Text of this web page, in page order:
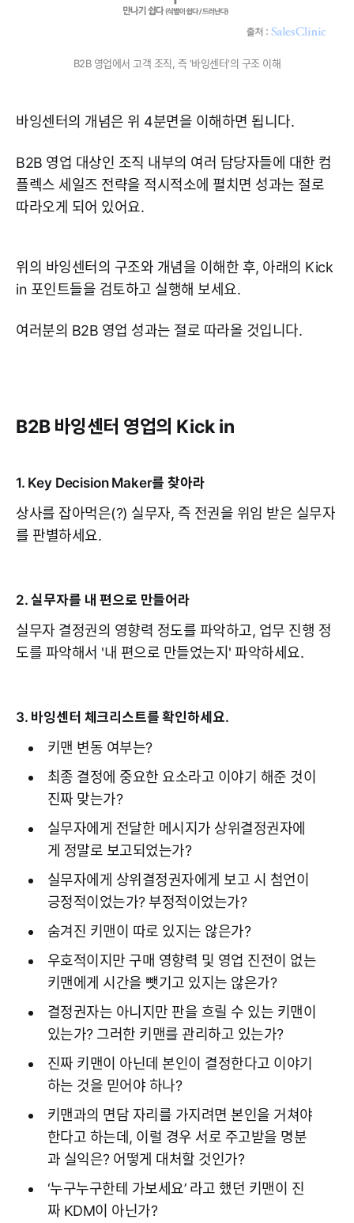
B2B 영업에서 고객 조직, 즉 '바잉센터'의 구조 이해
바잉센터의 개념은 위 4분면을 이해하면 됩니다.
B2B 영업 대상인 조직 내부의 여러 담당자들에 대한 컴
플렉스 세일즈 전략을 적시적소에 펼치면 성과는 절로
따라오게 되어 있어요.
위의 바잉센터의 구조와 개념을 이해한 후, 아래의 Kick
in 포인트들을 검토하고 실행해 보세요.
여러분의 B2B 영업 성과는 절로 따라올 것입니다.
B2B 바잉센터 영업의 Kick in
1. Key Decision Maker를 찾아라
상사를 잡아먹은(?) 실무자, 즉 전권을 위임 받은 실무자
를 판별하세요.
2. 실무자를 내 편으로 만들어라
실무자 결정권의 영향력 정도를 파악하고, 업무 진행 정
도를 파악해서 '내 편으로 만들었는지' 파악하세요.
3. 바잉센터 체크리스트를 확인하세요.
키맨 변동 여부는?
최종 결정에 중요한 요소라고 이야기 해준 것이
진짜 맞는가?
실무자에게 전달한 메시지가 상위결정권자에
게 정말로 보고되었는가?
실무자에게 상위결정권자에게 보고 시 첨언이
긍정적이었는가? 부정적이었는가?
숨겨진 키맨이 따로 있지는 않은가?
우호적이지만 구매 영향력 및 영업 진전이 없는
키맨에게 시간을 뺏기고 있지는 않은가?
결정권자는 아니지만 판을 흐릴 수 있는 키맨이
있는가? 그러한 키맨를 관리하고 있는가?
진짜 키맨이 아닌데 본인이 결정한다고 이야기
하는 것을 믿어야 하나?
키맨과의 면담 자리를 가지려면 본인을 거쳐야
한다고 하는데, 이럴 경우 서로 주고받을 명분
과 실익은? 어떻게 대처할 것인가?
‘누구누구한테 가보세요’ 라고 했던 키맨이 진
짜 KDM이 아닌가?